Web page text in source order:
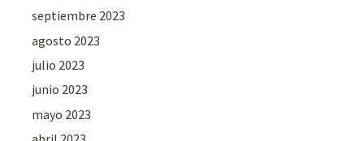
septiembre 2023
agosto 2023
julio 2023
junio 2023
mayo 2023